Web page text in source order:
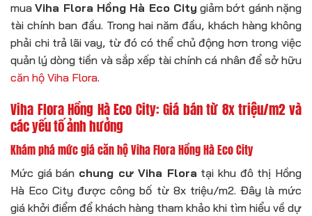
muaViha Flora Hồng Hà Eco City giảm bớt gánh nặng
tài chính ban đầu. Trong hai năm đầu, khách hàng không
phải chi trả lãi vay, từ đó có thể chủ động hơn trong việc
quản lý dòng tiền và sắp xếp tài chính cá nhân để sở hữu
căn hộ Viha Flora.
Viha Flora Hồng Hà Eco City: Giá bán từ 8x triệu/m2 và
các yếu tố ảnh hưởng
Khám phá mức giá căn hộ Viha Flora Hồng Hà Eco City
Mức giá bán chung cư Viha Flora tại khu đô thị Hồng
Hà Eco City được công bố từ 8x triệu/m2. Đây là mức
giá khởi điểm để khách hàng tham khảo khi tìm hiểu về dự